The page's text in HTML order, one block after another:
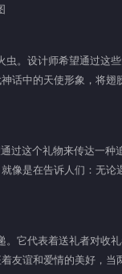
虫。设计师希望通过
话中的天使形象，将
通过这个礼物来传达一
像是在告诉人们：无
。它代表着送礼者对
友谊和爱情的美好，